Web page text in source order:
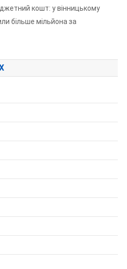
кошт: у вінницькому
більше мільйона за